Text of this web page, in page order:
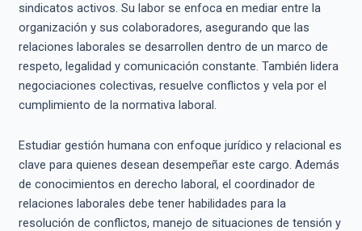
sindicatos activos. Su labor se enfoca en mediar entre la
organización y sus colaboradores, asegurando que las
relaciones laborales se desarrollen dentro de un marco de
respeto, legalidad y comunicación constante. También lidera
negociaciones colectivas, resuelve conflictos y vela por el
cumplimiento de la normativa laboral.
Estudiar gestión humana con enfoque jurídico y relacional es
clave para quienes desean desempeñar este cargo. Además
de conocimientos en derecho laboral, el coordinador de
relaciones laborales debe tener habilidades para la
resolución de conflictos, manejo de situaciones de tensión y